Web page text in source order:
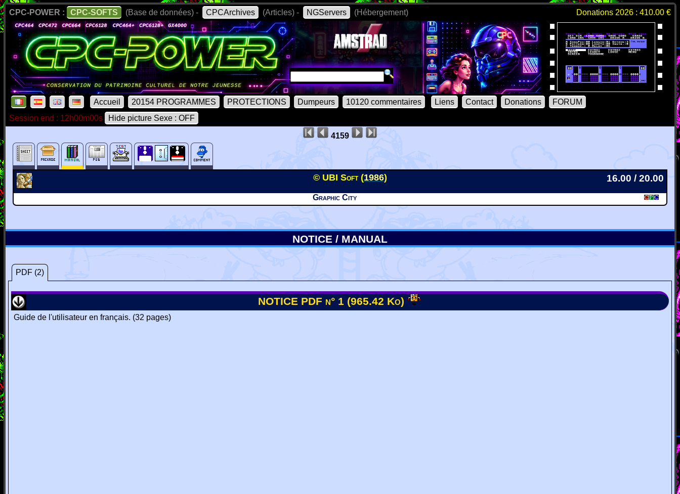
CPC-POWER : CPC-SOFTS (Base de données) - CPCArchives (Articles) - NGServers (Hébergement) Donations 2026 : 410.00 €
Accueil 20154 PROGRAMMES PROTECTIONS Dumpeurs 10120 commentaires Liens Contact Donations
FORUM
Session end : 12h00m00s
Hide picture Sexe : OFF
4159
© UBI Soft (1986) 16.00 / 20.00
Graphic City
NOTICE / MANUAL
PDF (2)
NOTICE PDF n° 1 (965.42 Ko)
Guide de l'utilisateur en français. (32 pages)